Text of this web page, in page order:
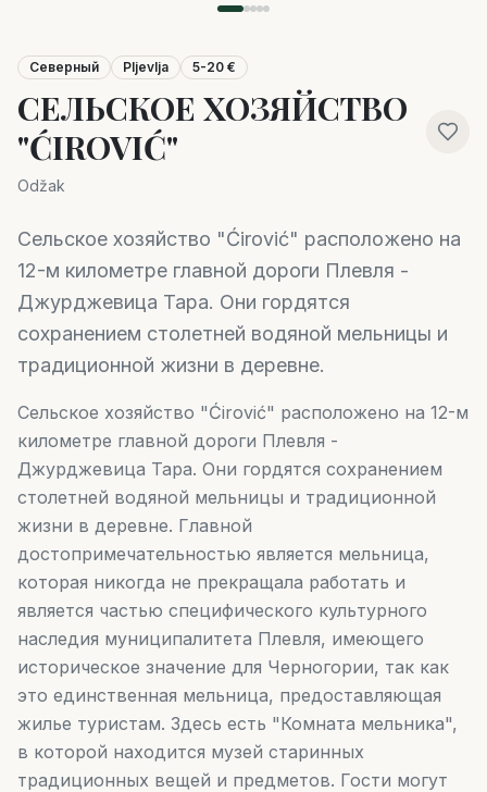
Северный Pljevlja 5-20 €
СЕЛЬСКОЕ ХОЗЯЙСТВО
"ĆIROVIĆ"
Odžak
Сельское хозяйство "Ćirović" расположено на
12-м километре главной дороги Плевля -
Джурджевица Тара. Они гордятся
сохранением столетней водяной мельницы и
традиционной жизни в деревне.
Сельское хозяйство "Ćirović" расположено на 12-м
километре главной дороги Плевля -
Джурджевица Тара. Они гордятся сохранением
столетней водяной мельницы и традиционной
жизни в деревне. Главной
достопримечательностью является мельница,
которая никогда не прекращала работать и
является частью специфического культурного
наследия муниципалитета Плевля, имеющего
историческое значение для Черногории, так как
это единственная мельница, предоставляющая
жилье туристам. Здесь есть "Комната мельника",
в которой находится музей старинных
традиционных вещей и предметов. Гости могут